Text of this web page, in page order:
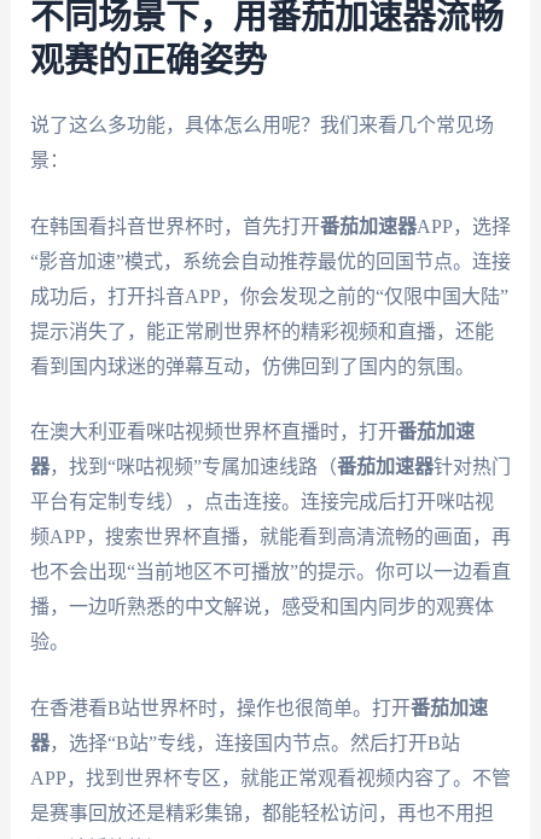
不同场景下，用番茄加速器流畅
观赛的正确姿势
说了这么多功能，具体怎么用呢？我们来看几个常见场
景：
在韩国看抖音世界杯时，首先打开番茄加速器APP，选择
“影音加速”模式，系统会自动推荐最优的回国节点。连接
成功后，打开抖音APP，你会发现之前的“仅限中国大陆”
提示消失了，能正常刷世界杯的精彩视频和直播，还能
看到国内球迷的弹幕互动，仿佛回到了国内的氛围。
在澳大利亚看咪咕视频世界杯直播时，打开番茄加速
器，找到“咪咕视频”专属加速线路（番茄加速器针对热门
平台有定制专线），点击连接。连接完成后打开咪咕视
频APP，搜索世界杯直播，就能看到高清流畅的画面，再
也不会出现“当前地区不可播放”的提示。你可以一边看直
播，一边听熟悉的中文解说，感受和国内同步的观赛体
验。
在香港看B站世界杯时，操作也很简单。打开番茄加速
器，选择“B站”专线，连接国内节点。然后打开B站
APP，找到世界杯专区，就能正常观看视频内容了。不管
是赛事回放还是精彩集锦，都能轻松访问，再也不用担